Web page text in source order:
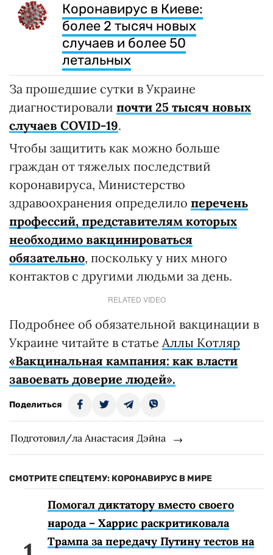
Коронавирус в Киеве:
более 2 тысяч новых
случаев и более 50
летальных
За прошедшие сутки в Украине
диагностировали почти 25 тысяч новых
случаев COVID-19.
Чтобы защитить как можно больше
граждан от тяжелых последствий
коронавируса, Министерство
здравоохранения определило перечень
профессий, представителям которых
необходимо вакцинироваться
обязательно, поскольку у них много
контактов с другими людьми за день.
RELATED VIDEO
Подробнее об обязательной вакцинации в
Украине читайте в статье Аллы Котляр
«Вакцинальная кампания: как власти
завоевать доверие людей».
Поделиться
Подготовил/ла Анастасия Дэйна
СМОТРИТЕ СПЕЦТЕМУ: КОРОНАВИРУС В МИРЕ
Помогал диктатору вместо своего
народа – Харрис раскритиковала
Трампа за передачу Путину тестов на